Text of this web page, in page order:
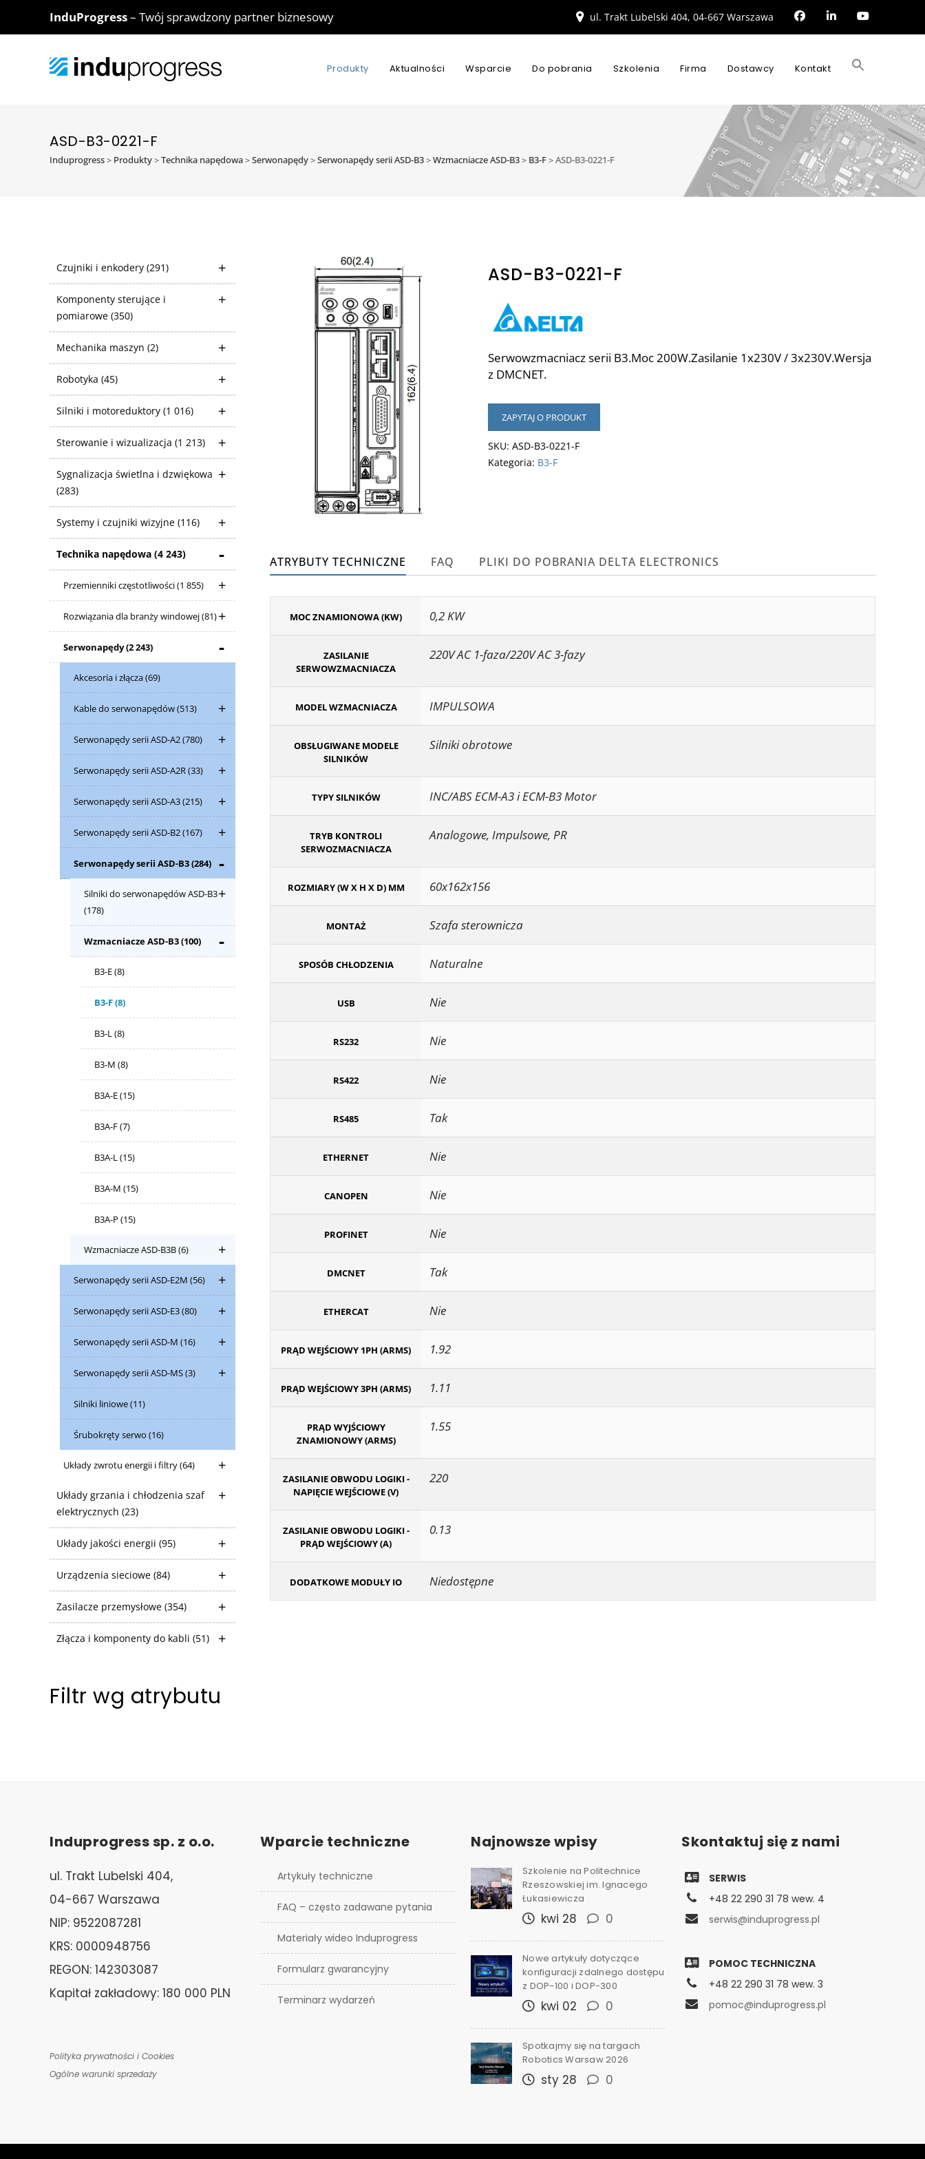
InduProgress– Twój sprawdzony partner biznesowy ul. Trakt Lubelski 404, 04-667 Warszawa
Produkty Aktualności Wsparcie Do pobrania Szkolenia Firma Dostawcy Kontakt
ASD-B3-0221-F
Induprogress> Produkty>Technika napędowa>Serwonapędy>Serwonapędy serii ASD-B3>Wzmacniacze ASD-B3> B3-F>ASD-B3-0221-F
Czujniki i enkodery (291)
Komponenty sterujące i
pomiarowe (350)
Mechanika maszyn (2)
Robotyka (45)
Silniki i motoreduktory (1 016)
Sterowanie i wizualizacja (1 213)
Sygnalizacja świetlna i dzwiękowa
(283)
Systemy i czujniki wizyjne (116)
Technika napędowa (4 243)
Przemienniki częstotliwości(1 855)
Rozwiązania dla branży windowej(81)
Serwonapędy(2 243)
Akcesoria i złącza(69)
Kable do serwonapędów(513)
Serwonapędy serii ASD-A2(780)
Serwonapędy serii ASD-A2R(33)
Serwonapędy serii ASD-A3(215)
Serwonapędy serii ASD-B2(167)
Serwonapędy serii ASD-B3(284)
Silniki do serwonapędów ASD-B3
(178)
Wzmacniacze ASD-B3(100)
B3-E(8)
B3-F(8)
B3-L(8)
B3-M (8)
B3A-E(15)
B3A-F(7)
B3A-L(15)
B3A-M (15)
B3A-P (15)
Wzmacniacze ASD-B3B(6)
Serwonapędy serii ASD-E2M (56)
Serwonapędy serii ASD-E3(80)
Serwonapędy serii ASD-M (16)
Serwonapędy serii ASD-MS(3)
Silniki liniowe(11)
Śrubokręty serwo (16)
Układy zwrotu energii i filtry(64)
Układy grzania i chłodzenia szaf
elektrycznych (23)
Układy jakości energii (95)
Urządzenia sieciowe (84)
Zasilacze przemysłowe (354)
Złącza i komponenty do kabli (51)
Filtr wg atrybutu
ASD-B3-0221-F
Serwowzmacniacz serii B3.Moc 200W.Zasilanie 1x230V / 3x230V.Wersja
z DMCNET.
ZAPYTAJ O PRODUKT
SKU: ASD-B3-0221-F
Kategoria: B3-F
ATRYBUTY TECHNICZNE FAQ PLIKI DO POBRANIA DELTA ELECTRONICS
MOC ZNAMIONOWA (KW) 0,2 KW
ZASILANIE
SERWOWZMACNIACZA
220V AC 1-faza/220V AC 3-fazy
MODEL WZMACNIACZA IMPULSOWA
OBSŁUGIWANE MODELE
SILNIKÓW
Silniki obrotowe
TYPY SILNIKÓW INC/ABS ECM-A3 i ECM-B3 Motor
TRYB KONTROLI
SERWOZMACNIACZA
Analogowe, Impulsowe, PR
ROZMIARY (W X H X D) MM 60x162x156
MONTAŻ Szafa sterownicza
SPOSÓB CHŁODZENIA Naturalne
USB Nie
RS232 Nie
RS422 Nie
RS485 Tak
ETHERNET Nie
CANOPEN Nie
PROFINET Nie
DMCNET Tak
ETHERCAT Nie
PRĄD WEJŚCIOWY 1PH (ARMS) 1.92
PRĄD WEJŚCIOWY 3PH (ARMS) 1.11
PRĄD WYJŚCIOWY
ZNAMIONOWY (ARMS)
1.55
ZASILANIE OBWODU LOGIKI -
NAPIĘCIE WEJŚCIOWE (V)
220
ZASILANIE OBWODU LOGIKI -
PRĄD WEJŚCIOWY (A)
0.13
DODATKOWE MODUŁY IO Niedostępne
Induprogress sp. z o.o.
ul. Trakt Lubelski 404,
04-667 Warszawa
NIP: 9522087281
KRS: 0000948756
REGON: 142303087
Kapitał zakładowy: 180 000 PLN
Polityka prywatności i Cookies
Ogólne warunki sprzedaży
Wparcie techniczne
Artykuły techniczne
FAQ – często zadawane pytania
Materiały wideo Induprogress
Formularz gwarancyjny
Terminarz wydarzeń
Najnowsze wpisy
Szkolenie na Politechnice
Rzeszowskiej im. Ignacego
Łukasiewicza
kwi 28 0
Nowe artykuły dotyczące
konfiguracji zdalnego dostępu
z DOP-100 i DOP-300
kwi 02 0
Spotkajmy się na targach
Robotics Warsaw 2026
sty 28 0
Skontaktuj się z nami
SERWIS
+48 22 290 31 78 wew. 4
serwis@induprogress.pl
POMOC TECHNICZNA
+48 22 290 31 78 wew. 3
pomoc@induprogress.pl